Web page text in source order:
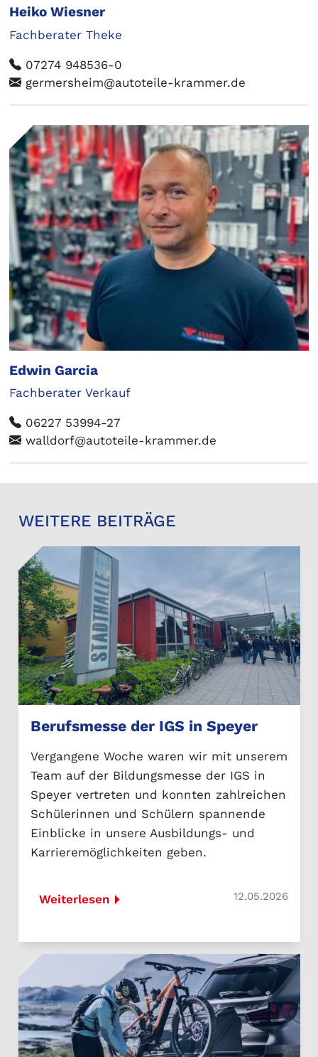
Heiko Wiesner
Fachberater Theke
07274 948536-0
germersheim@autoteile-krammer.de
Edwin Garcia
Fachberater Verkauf
06227 53994-27
walldorf@autoteile-krammer.de
WEITERE BEITRÄGE
Berufsmesse der IGS in Speyer
Vergangene Woche waren wir mit unserem
Team auf der Bildungsmesse der IGS in
Speyer vertreten und konnten zahlreichen
Schülerinnen und Schülern spannende
Einblicke in unsere Ausbildungs- und
Karrieremöglichkeiten geben.
Weiterlesen 12.05.2026